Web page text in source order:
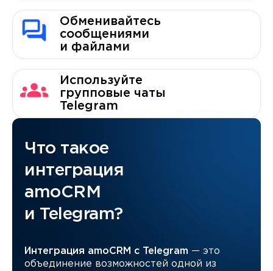
Обменивайтесь
сообщениями
и файлами
Используйте
групповые чаты
Telegram
Что такое
интеграция
amoCRM
и Telegram?
Интеграция amoCRM с Telegram — это
объединение возможностей одной из